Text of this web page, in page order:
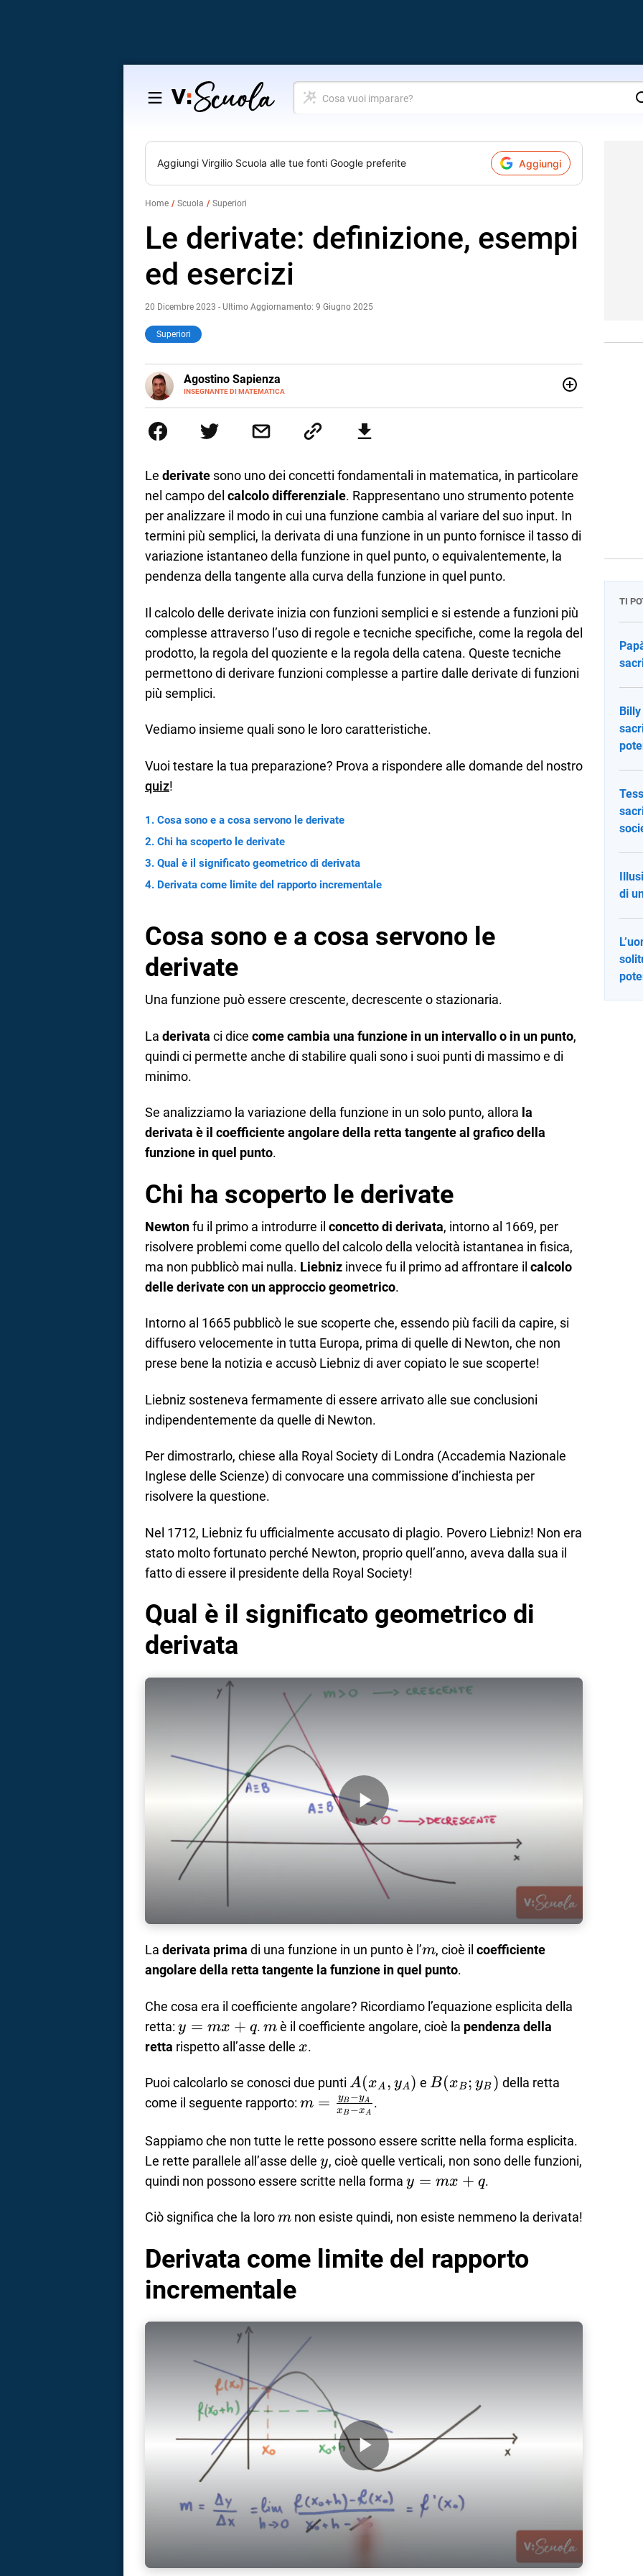
Salta
contenuto
Cosa
vuoi
Aggiungi Virgilio Scuola alle tue fonti Google preferite Aggiungi
Home Scuola Superiori
Le derivate: definizione, esempi
ed esercizi
20 Dicembre 2023 - Ultimo Aggiornamento: 9 Giugno 2025
Superiori
Agostino Sapienza
INSEGNANTE DI MATEMATICA
E-
MAIL
LINKEDIN
Internazionali a Messina e in Economia Internazionale a Padova. Dopo un pò di anni negli
studi commercialisti sono stato chiamato per una supplenza covid nella classe di
di ruolo nel 2023
Le derivate sono uno dei concetti fondamentali in matematica, in particolare
nel campo del calcolo differenziale. Rappresentano uno strumento potente
per analizzare il modo in cui una funzione cambia al variare del suo input. In
termini più semplici, la derivata di una funzione in un punto fornisce il tasso di
variazione istantaneo della funzione in quel punto, o equivalentemente, la
pendenza della tangente alla curva della funzione in quel punto.
Il calcolo delle derivate inizia con funzioni semplici e si estende a funzioni più
complesse attraverso l’uso di regole e tecniche specifiche, come la regola del
prodotto, la regola del quoziente e la regola della catena. Queste tecniche
permettono di derivare funzioni complesse a partire dalle derivate di funzioni
più semplici.
Vediamo insieme quali sono le loro caratteristiche.
Vuoi testare la tua preparazione? Prova a rispondere alle domande del nostro
quiz!
Cosa sono e a cosa servono le derivate
Chi ha scoperto le derivate
Qual è il significato geometrico di derivata
Derivata come limite del rapporto incrementale
Cosa sono e a cosa servono le
derivate
Una funzione può essere crescente, decrescente o stazionaria.
La derivata ci dice come cambia una funzione in un intervallo o in un punto,
quindi ci permette anche di stabilire quali sono i suoi punti di massimo e di
minimo.
Se analizziamo la variazione della funzione in un solo punto, allora la
derivata è il coefficiente angolare della retta tangente al grafico della
funzione in quel punto.
Chi ha scoperto le derivate
Newtonfu il primo a introdurre il concetto di derivata, intorno al 1669, per
risolvere problemi come quello del calcolo della velocità istantanea in fisica,
ma non pubblicò mai nulla. Liebniz invece fu il primo ad affrontare il calcolo
delle derivate con un approccio geometrico.
Intorno al 1665 pubblicò le sue scoperte che, essendo più facili da capire, si
diffusero velocemente in tutta Europa, prima di quelle di Newton, che non
prese bene la notizia e accusò Liebniz di aver copiato le sue scoperte!
Liebniz sosteneva fermamente di essere arrivato alle sue conclusioni
indipendentemente da quelle di Newton.
Per dimostrarlo, chiese alla Royal Society di Londra (Accademia Nazionale
Inglese delle Scienze) di convocare una commissione d’inchiesta per
risolvere la questione.
Nel 1712, Liebniz fu ufficialmente accusato di plagio. Povero Liebniz! Non era
stato molto fortunato perché Newton, proprio quell’anno, aveva dalla sua il
fatto di essere il presidente della Royal Society!
Qual è il significato geometrico di
derivata
Play Video
La derivata prima di una funzione in un punto è l’m
m, cioè il coefficiente
angolare della retta tangente la funzione in quel punto.
Che cosa era il coefficiente angolare? Ricordiamo l’equazione esplicita della
retta: y=mx+q
y = mx + q.m
mè il coefficiente angolare, cioè la pendenza della
retta rispetto all’asse delle x
x.
Puoi calcolarlo se conosci due punti A(x_A,y_A)
A(xA , yA) e B(x_B;
B(xB; yB ) della retta
come il seguente rapporto: m=\frac{y_B-
x_A}
m = x B −x A
yB −yA .
Sappiamo che non tutte le rette possono essere scritte nella forma esplicita.
Le rette parallele all’asse delle y
y, cioè quelle verticali, non sono delle funzioni,
quindi non possono essere scritte nella forma y=mx+q
y = mx + q.
Ciò significa che la lorom
m non esiste quindi, non esiste nemmeno la derivata!
Derivata come limite del rapporto
incrementale
Play Video
TI
di